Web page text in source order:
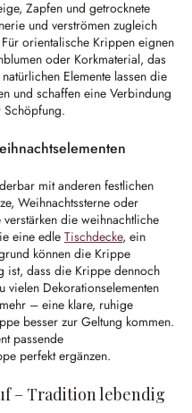
Zapfen und getrocknete
und verströmen zugleich
orientalische Krippen eignen
oder Korkmaterial, das
Elemente lassen die
und schaffen eine Verbindung
mit anderen festlichen
Weihnachtssterne oder
die weihnachtliche
eine edle Tischdecke, ein
können die Krippe
ist, dass die Krippe dennoch
vielen Dekorationselementen
– eine klare, ruhige
besser zur Geltung kommen.
passende
perfekt ergänzen.
– Tradition lebendig